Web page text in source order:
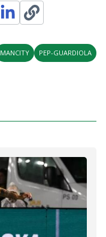
MANCITY
PEP-GUARDIOLA